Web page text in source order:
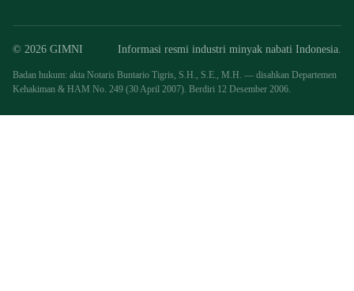
© 2026 GIMNI Informasi resmi industri minyak nabati Indonesia.
Badan hukum: akta Notaris Buntario Tigris, S.H., S.E., M.H. — disahkan Departemen
Kehakiman & HAM No. 249 (30 April 2007). Berdiri 12 Desember 2006.